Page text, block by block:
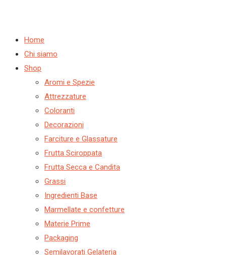
Home
Chi siamo
Shop
Aromi e Spezie
Attrezzature
Coloranti
Decorazioni
Farciture e Glassature
Frutta Sciroppata
Frutta Secca e Candita
Grassi
Ingredienti Base
Marmellate e confetture
Materie Prime
Packaging
Semilavorati Gelateria